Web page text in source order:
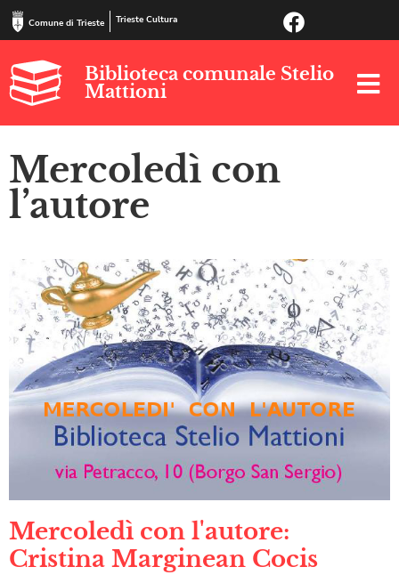
Comune di Trieste Trieste Cultura
Biblioteca comunale Stelio
Mattioni
Mercoledì con
l’autore
Mercoledì con l'autore:
Cristina Marginean Cocis